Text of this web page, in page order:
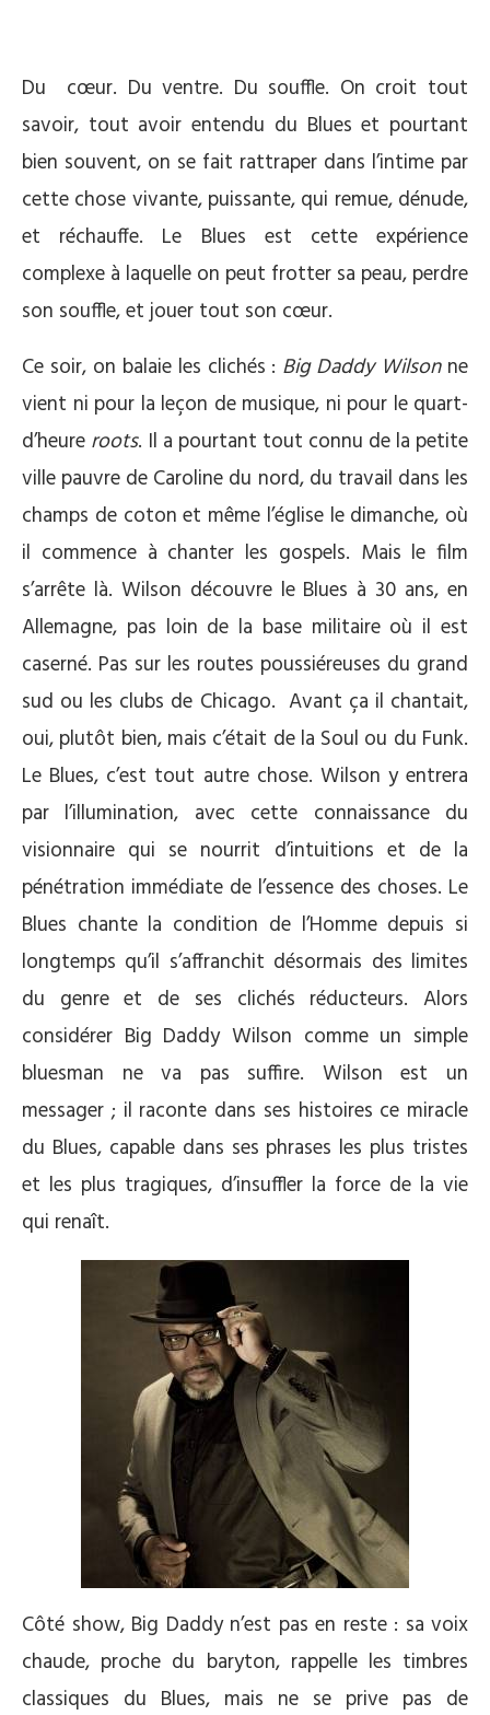
Du cœur. Du ventre. Du souffle. On croit tout
savoir, tout avoir entendu du Blues et pourtant
bien souvent, on se fait rattraper dans l’intime par
cette chose vivante, puissante, qui remue, dénude,
et réchauffe. Le Blues est cette expérience
complexe à laquelle on peut frotter sa peau, perdre
son souffle, et jouer tout son cœur.
Ce soir, on balaie les clichés : Big Daddy Wilsonne
vient ni pour la leçon de musique, ni pour le quart-
d’heure roots. Il a pourtant tout connu de la petite
ville pauvre de Caroline du nord, du travail dans les
champs de coton et même l’église le dimanche, où
il commence à chanter les gospels. Mais le film
s’arrête là. Wilson découvre le Blues à 30 ans, en
Allemagne, pas loin de la base militaire où il est
caserné. Pas sur les routes poussiéreuses du grand
sud ou les clubs de Chicago. Avant ça il chantait,
oui, plutôt bien, mais c’était de la Soul ou du Funk.
Le Blues, c’est tout autre chose. Wilson y entrera
par l’illumination, avec cette connaissance du
visionnaire qui se nourrit d’intuitions et de la
pénétration immédiate de l’essence des choses. Le
Blues chante la condition de l’Homme depuis si
longtemps qu’il s’affranchit désormais des limites
du genre et de ses clichés réducteurs. Alors
considérer Big Daddy Wilson comme un simple
bluesman ne va pas suffire. Wilson est un
messager ; il raconte dans ses histoires ce miracle
du Blues, capable dans ses phrases les plus tristes
et les plus tragiques, d’insuffler la force de la vie
qui renaît.
Côté show, Big Daddy n’est pas en reste : sa voix
chaude, proche du baryton, rappelle les timbres
classiques du Blues, mais ne se prive pas de